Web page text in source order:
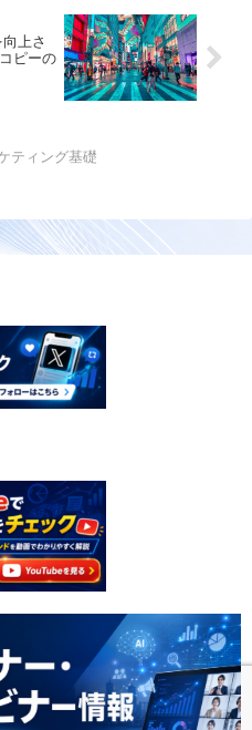
上さ
ピーの
ティング基礎
ィングニュース